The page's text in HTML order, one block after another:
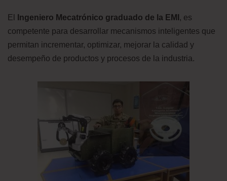
El Ingeniero Mecatrónico graduado de la EMI , es
competente para desarrollar mecanismos inteligentes que
permitan incrementar, optimizar, mejorar la calidad y
desempeño de productos y procesos de la industria.